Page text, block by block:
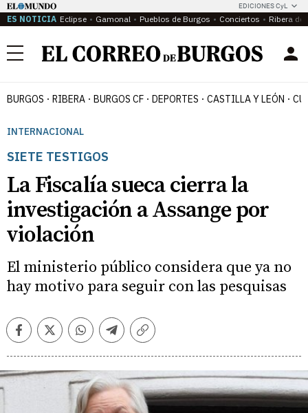
EDICIONES CyL
ES NOTICIA Eclipse Gamonal Pueblos de Burgos Conciertos Ribera del
Menú
BURGOS RIBERA BURGOS CF DEPORTES CASTILLA Y LEÓN
INTERNACIONAL
SIETE TESTIGOS
La Fiscalía sueca cierra la
investigación a Assange por
violación
El ministerio público considera que ya no
hay motivo para seguir con las pesquisas
FacebookTwitterWhatsappTelegramCopiar